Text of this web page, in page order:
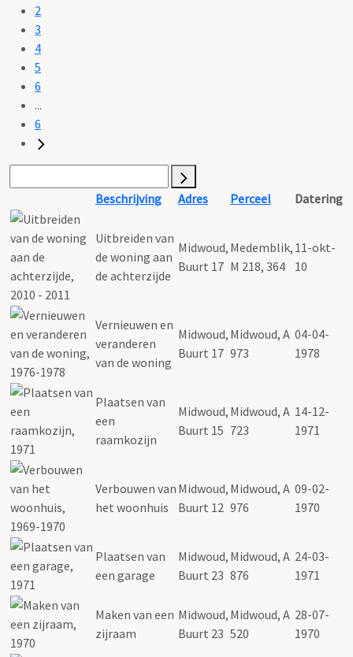
2
3
4
5
6
...
6
Beschrijving Adres Perceel Datering
Uitbreiden van
de woning aan
de achterzijde
Midwoud,
Buurt 17
Medemblik,
M 218, 364
11-okt-
10
Vernieuwen en
veranderen
van de woning
Midwoud,
Buurt 17
Midwoud, A
973
04-04-
1978
Plaatsen van
een
raamkozijn
Midwoud,
Buurt 15
Midwoud, A
723
14-12-
1971
Verbouwen van
het woonhuis
Midwoud,
Buurt 12
Midwoud, A
976
09-02-
1970
Plaatsen van
een garage
Midwoud,
Buurt 23
Midwoud, A
876
24-03-
1971
Maken van een
zijraam
Midwoud,
Buurt 23
Midwoud, A
520
28-07-
1970